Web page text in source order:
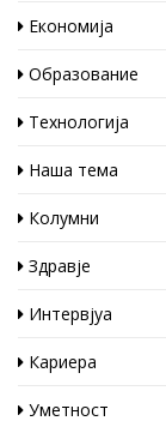
Економија
Образование
Технологија
Наша тема
Колумни
Здравје
Интервјуа
Кариера
Уметност